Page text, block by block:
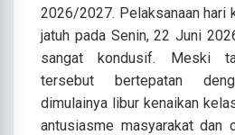
2026/2027. Pelaksanaan hari
jatuh pada Senin, 22 Juni
sangat kondusif. Meski
tersebut bertepatan
dimulainya libur kenaikan
antusiasme masyarakat dan